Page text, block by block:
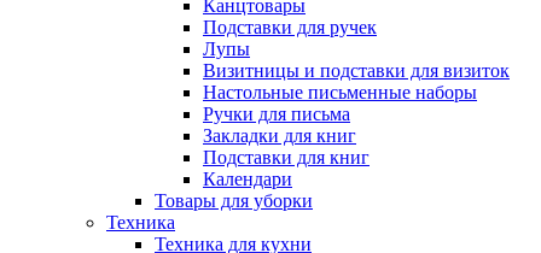
Канцтовары
Подставки для ручек
Лупы
Визитницы и подставки для визиток
Настольные письменные наборы
Ручки для письма
Закладки для книг
Подставки для книг
Календари
Товары для уборки
Техника
Техника для кухни